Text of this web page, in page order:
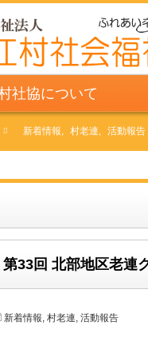
社協について
新着情報, 村老連, 活動報告
第33回 北部地区老連
新着情報, 村老連, 活動報告